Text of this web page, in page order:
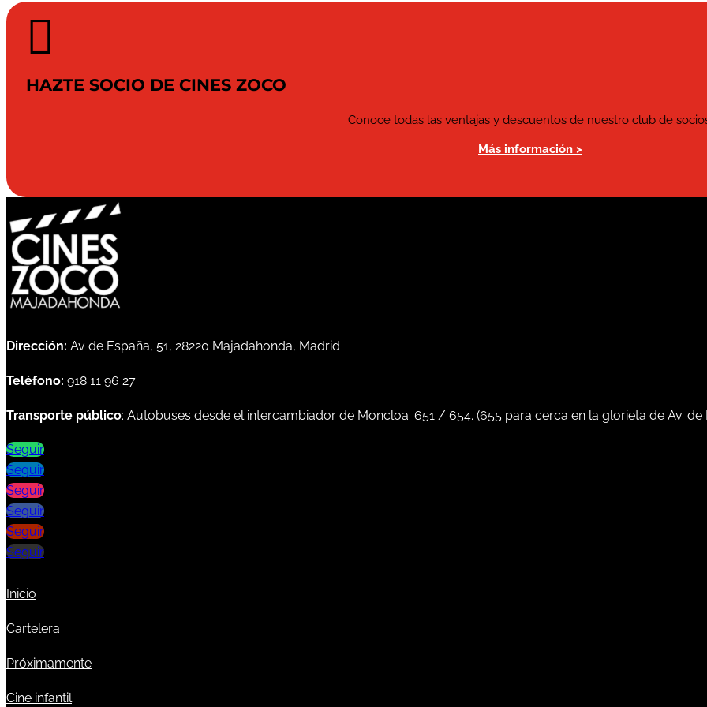

HAZTE SOCIO DE CINES ZOCO
Conoce todas las ventajas y descuentos de nuestro club de
Más información >
Dirección: Av de España, 51, 28220 Majadahonda, Madrid
Teléfono: 918 11 96 27
Transporte público: Autobuses desde el intercambiador de Moncloa: 651 / 654. (655 para cerca en la glorieta de Av. de
Seguir
Seguir
Seguir
Seguir
Seguir
Seguir
Inicio
Cartelera
Próximamente
Cine infantil